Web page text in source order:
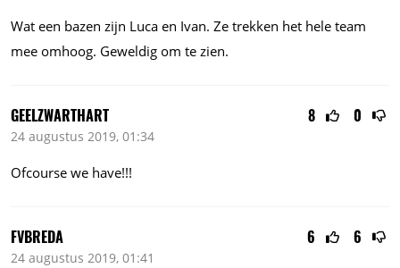
Wat een bazen zijn Luca en Ivan. Ze trekken het hele team
mee omhoog. Geweldig om te zien.
8 0
GEELZWARTHART
24 augustus 2019, 01:34
Ofcourse we have!!!
6 6
FVBREDA
24 augustus 2019, 01:41